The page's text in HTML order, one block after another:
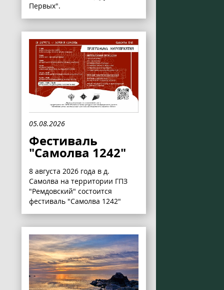
Первых".
05.08.2026
Фестиваль
"Самолва 1242"
8 августа 2026 года в д.
Самолва на территории ГПЗ
"Ремдовский" состоится
фестиваль "Самолва 1242"